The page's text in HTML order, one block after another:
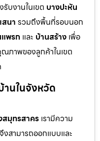
บงานในเขต บางปะหัน
เสนา รวมถึงพื้นที่รอบนอก
พรกและ บ้านสร้าง เพื่อ
ภาพของลูกค้าในเขต
นในจังหวัด
สมุทรสาครเรามีความ
งสามารถออกแบบและ